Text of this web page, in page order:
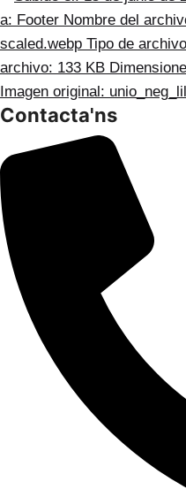
Contacta'ns